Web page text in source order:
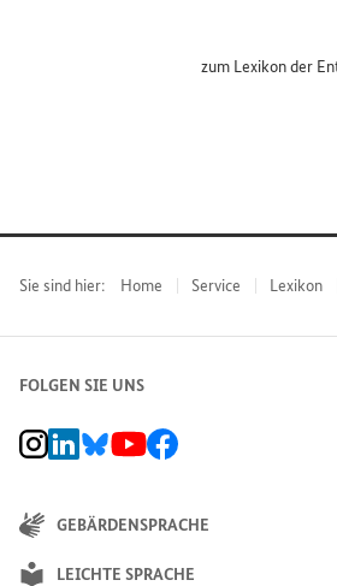
zum Lexikon der
Interner Link
Sie sind hier: Home Service Lexikon
FOLGEN SIE UNS
BMZ Instagram-Kanal, Externer Link
BMZ LinkedIn Unternehmensseite,
BMZ Bluesky-Seite, Externer Link
BMZ Youtube-Kanal, Externer Link
BMZ Facebook-Seite,
GEBÄRDENSPRACHE
LEICHTE SPRACHE